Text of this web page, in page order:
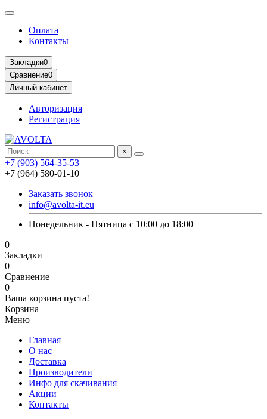
Оплата
Контакты
Закладки0
Сравнение0
Личный кабинет
Авторизация
Регистрация
×
+7 (903) 564-35-53
+7 (964) 580-01-10
Заказать звонок
info@avolta-it.eu
Понедельник - Пятница с 10:00 до 18:00
0
Закладки
0
Сравнение
0
Ваша корзина пуста!
Корзина
Меню
Главная
О нас
Доставка
Производители
Инфо для скачивания
Акции
Контакты